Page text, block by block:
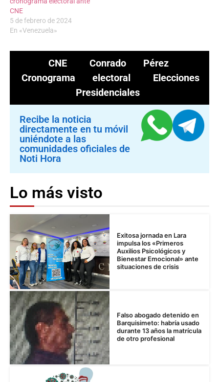
CNE
5 de febrero de 2024
En «Venezuela»
CNE
Conrado Pérez
Cronograma electoral
Elecciones
Presidenciales
Recibe la noticia
directamente en tu móvil
uniéndote a las
comunidades oficiales de
Noti Hora
Lo más visto
Exitosa jornada en Lara
impulsa los «Primeros
Auxilios Psicológicos y
Bienestar Emocional» ante
situaciones de crisis
Falso abogado detenido en
Barquisimeto: habría usado
durante 13 años la matrícula
de otro profesional